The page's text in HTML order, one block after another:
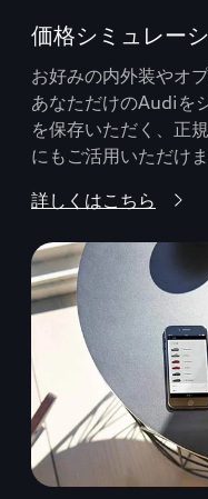
価格シミュレー
お好みの内外装やオ
あなただけのAudiを
を保存いただく、正
にもご活用いただけま
詳しくはこちら